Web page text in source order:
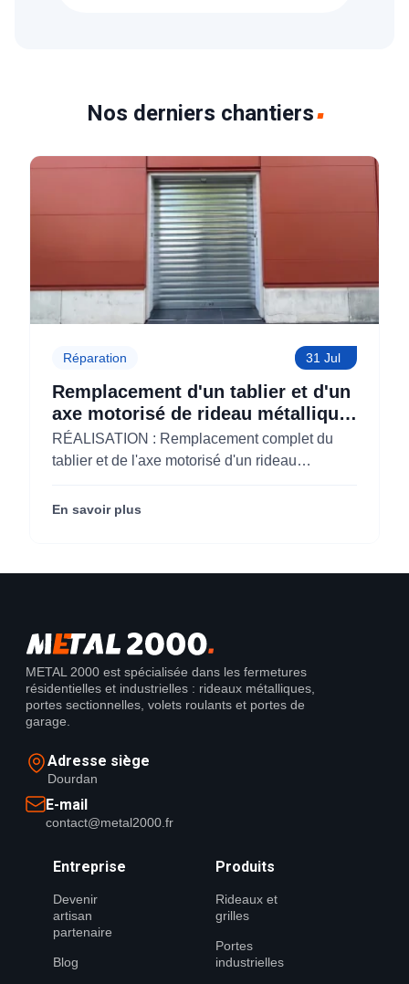
Nos derniers chantiers
Réparation 31 Jul
Remplacement d'un tablier et d'un
axe motorisé de rideau métallique
pour M'CHADAL (Optical Center)
(95)
RÉALISATION : Remplacement complet du
tablier et de l'axe motorisé d'un rideau
Center) (95290).
En savoir plus
METAL 2000 est spécialisée dans les fermetures
résidentielles et industrielles : rideaux métalliques,
portes sectionnelles, volets roulants et portes de
garage.
Adresse siège
Dourdan
E-mail
contact@metal2000.fr
Entreprise
Devenir
artisan
partenaire
Blog
Produits
Rideaux et
grilles
Portes
industrielles